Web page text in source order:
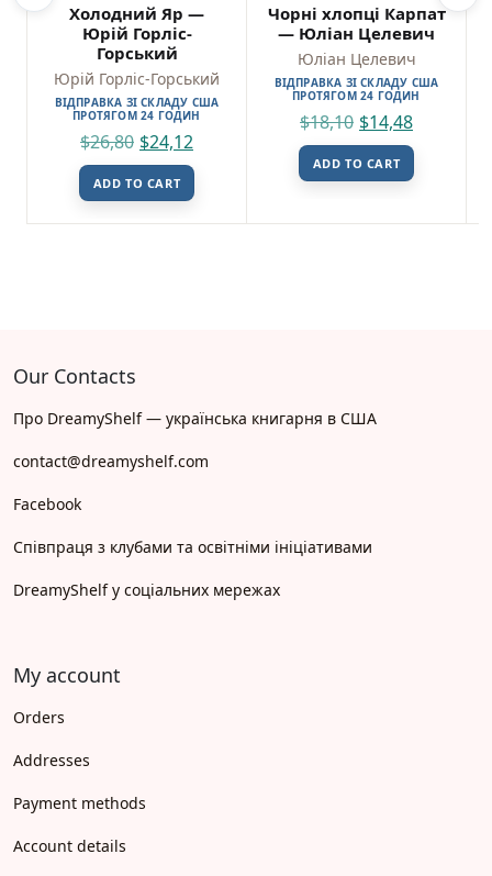
Холодний Яр —
Юрій Горліс-
Горський
Юрій Горліс-Горський
ВІДПРАВКА ЗІ СКЛАДУ США
ПРОТЯГОМ 24 ГОДИН
$26,80 $24,12
ADD TO CART
Чорні хлопці Карпат
— Юліан Целевич
Юліан Целевич
ВІДПРАВКА ЗІ СКЛАДУ США
ПРОТЯГОМ 24 ГОДИН
$18,10 $14,48
ADD TO CART
Our Contacts
Про DreamyShelf — українська книгарня в США
contact@dreamyshelf.com
Facebook
Співпраця з клубами та освітніми ініціативами
DreamyShelf у соціальних мережах
My account
Orders
Addresses
Payment methods
Account details